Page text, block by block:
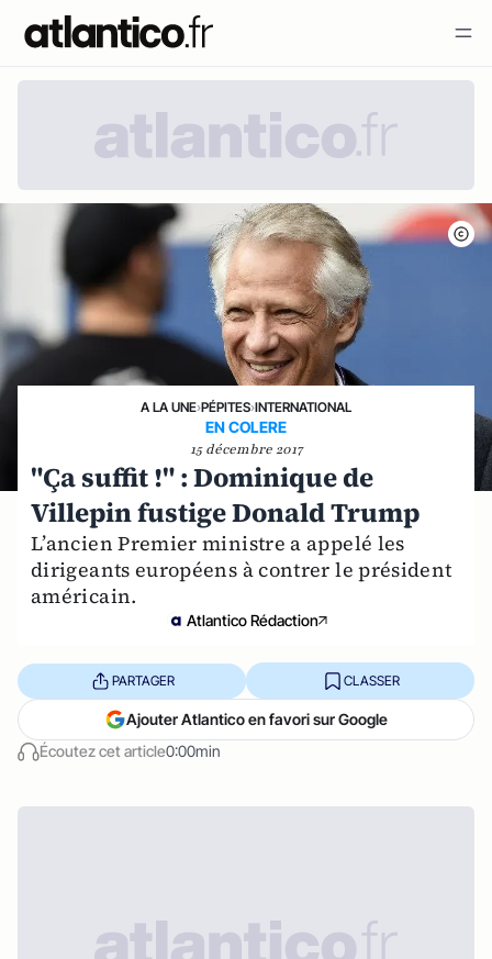
A LA UNE›PÉPITES›INTERNATIONAL
EN COLERE
15 décembre 2017
"Ça suffit !" : Dominique de
Villepin fustige Donald Trump
L’ancien Premier ministre a appelé les
dirigeants européens à contrer le président
américain.
Atlantico Rédaction
Écoutez cet article0:00min
PARTAGER CLASSER
Ajouter Atlantico en favori sur Google